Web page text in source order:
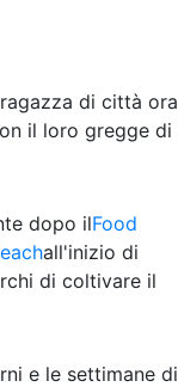
di città ora
il loro gregge di
dopo ilFood
all'inizio di
di coltivare il
e le settimane di